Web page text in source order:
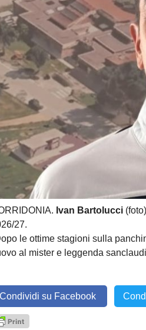
Ivan Bartolucci
27.
le ottime stagioni sulla
al mister e leggenda
Condividi su Facebook